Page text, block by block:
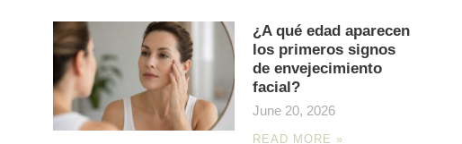
¿A qué edad aparecen
los primeros signos
de envejecimiento
facial?
June 20, 2026
READ MORE »